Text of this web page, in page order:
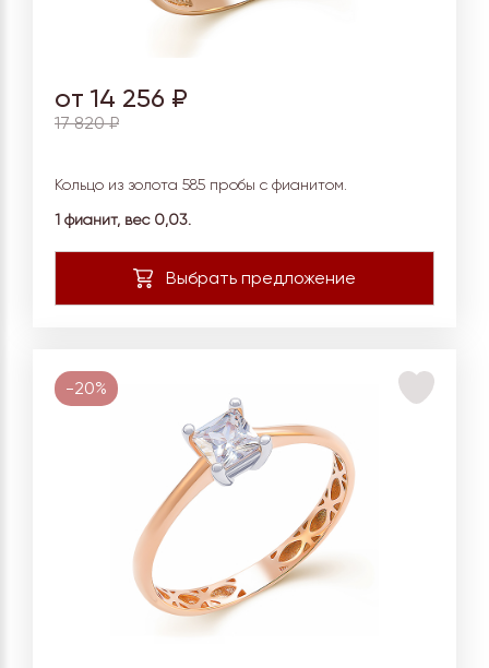
от 14 256 ₽
17 820 ₽
Кольцо из золота 585 пробы с фианитом.
1 фианит, вес 0,03.
-20%